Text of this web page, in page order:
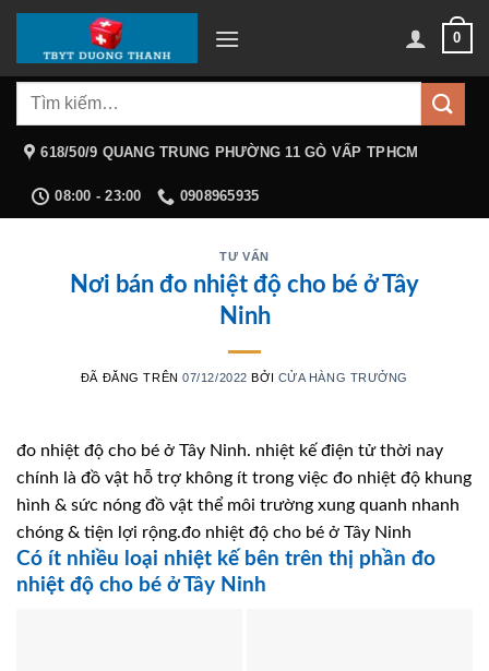
Chuyển
nội
dung
0
Tìm
618/50/9 QUANG TRUNG PHƯỜNG 11 GÒ VẤP TPHCM
08:00 - 23:00 0908965935
TƯ VẤN
Nơi bán đo nhiệt độ cho bé ở Tây
Ninh
ĐÃ ĐĂNG TRÊN07/12/2022 BỞI CỬA HÀNG TRƯỞNG
đo nhiệt độ cho bé ở Tây Ninh. nhiệt kế điện tử thời nay
chính là đồ vật hỗ trợ không ít trong việc đo nhiệt độ khung
hình & sức nóng đồ vật thể môi trường xung quanh nhanh
chóng & tiện lợi rộng.đo nhiệt độ cho bé ở Tây Ninh
Có ít nhiều loại nhiệt kế bên trên thị phần đo
nhiệt độ cho bé ở Tây Ninh